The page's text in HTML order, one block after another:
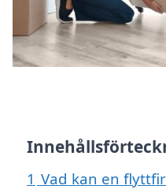
1 Vad kan en